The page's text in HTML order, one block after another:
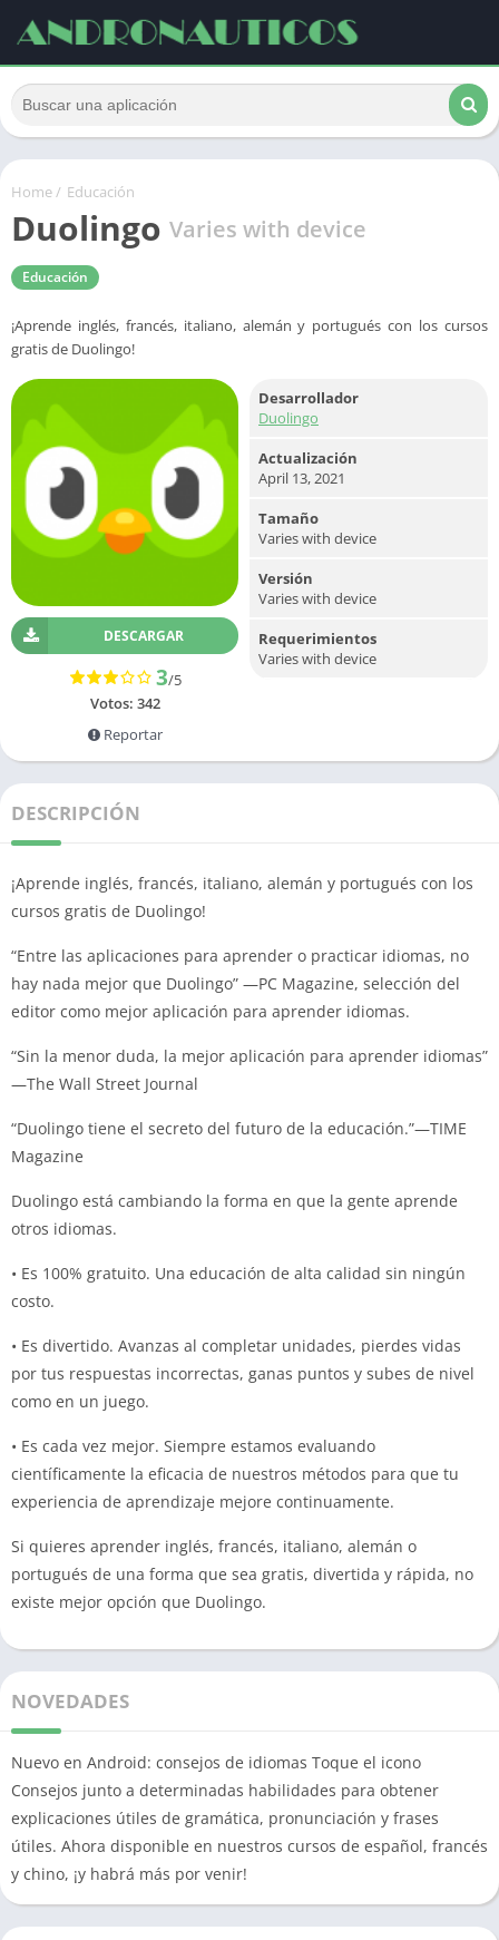
Home/ Educación
Duolingo Varies with device
Educación
¡Aprende inglés, francés, italiano, alemán y portugués con los cursos
gratis de Duolingo!
DESCARGAR
3/5
Votos: 342
Reportar
Desarrollador
Duolingo
Actualización
April 13, 2021
Tamaño
Varies with device
Versión
Varies with device
Requerimientos
Varies with device
DESCRIPCIÓN
¡Aprende inglés, francés, italiano, alemán y portugués con los
cursos gratis de Duolingo!
“Entre las aplicaciones para aprender o practicar idiomas, no
hay nada mejor que Duolingo” —PC Magazine, selección del
editor como mejor aplicación para aprender idiomas.
“Sin la menor duda, la mejor aplicación para aprender idiomas”
—The Wall Street Journal
“Duolingo tiene el secreto del futuro de la educación.”—TIME
Magazine
Duolingo está cambiando la forma en que la gente aprende
otros idiomas.
• Es 100% gratuito. Una educación de alta calidad sin ningún
costo.
• Es divertido. Avanzas al completar unidades, pierdes vidas
por tus respuestas incorrectas, ganas puntos y subes de nivel
como en un juego.
• Es cada vez mejor. Siempre estamos evaluando
científicamente la eficacia de nuestros métodos para que tu
experiencia de aprendizaje mejore continuamente.
Si quieres aprender inglés, francés, italiano, alemán o
portugués de una forma que sea gratis, divertida y rápida, no
existe mejor opción que Duolingo.
NOVEDADES
Nuevo en Android: consejos de idiomas Toque el icono
Consejos junto a determinadas habilidades para obtener
explicaciones útiles de gramática, pronunciación y frases
útiles. Ahora disponible en nuestros cursos de español, francés
y chino, ¡y habrá más por venir!